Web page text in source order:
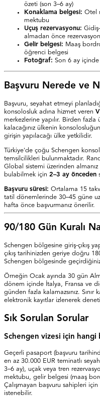
özeti (son 3–6 ay)
Konaklama belgesi: Otel
mektubu
Uçuş rezervasyonu:
almadan önce
Gelir belgesi: Maaş
öğrenci belgesi
Fotoğraf: Son 6 ay
Başvuru Nerede ve
Başvuru, seyahat etmeyi
konsolosluk adına hizmet veren
merkezlerine yapılır. Birden
kalacağınız ülkenin
girişin yapılacağı ülke yetkilidir.
Türkiye'de çoğu Schengen
temsilcilikleri bulunmaktadır.
Global sistemi üzerinden
bulabilmek için 2–3 ay önceden
Başvuru süresi: Ortalama 15
tatil dönemlerinde 30–45 güne
hafta önce başvurmanız önerilir.
90/180 Gün Kuralı
Schengen bölgesine giriş-çıkış
çıkış tarihinizden geriye doğru
Schengen bölgesinde
Örneğin Ocak ayında 30 gün
dönem içinde İtalya, Fransa ve
günden fazla kalamazsınız. Sınır
elektronik kayıtlar izlenerek
Sık Sorulan Sorular
Schengen vizesi için
Geçerli pasaport (başvuru
en az 30.000 EUR teminatlı
3–6 ay), uçak veya tren
mektubu, gelir belgesi (maaş
Çalışmayan başvuru sahipleri
istenebilir.